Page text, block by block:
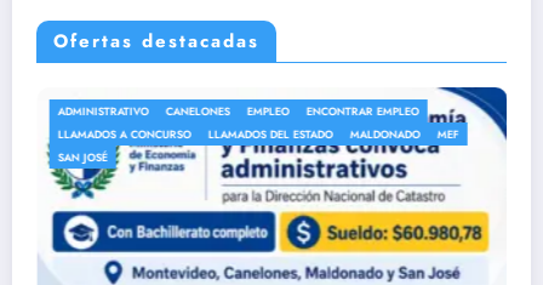
Ofertas destacadas
ENCONTRAR EMPLEO
MALDONADO MEF
ANEP AUXILIAR DE LIMPIEZA
AUXILIAR
AUXILIARES DE SERVICIO
EMPLEO
LLAMADOS A CONCURSO